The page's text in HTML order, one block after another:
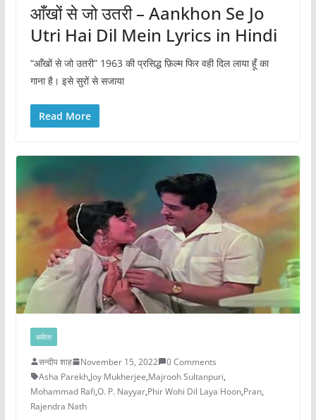
आँखों से जो उतरी – Aankhon Se Jo
Utri Hai Dil Mein Lyrics in Hindi
“आँखों से जो उतरी” 1963 की प्रसिद्ध फ़िल्म फिर वही दिल लाया हूँ का
गाना है। इसे सुरों से सजाया
Read More
कविता
सन्दीप शाह November 15, 2022
0 Comments
Asha Parekh,Joy Mukherjee,Majrooh Sultanpuri,
Mohammad Rafi,O. P. Nayyar,Phir Wohi Dil Laya Hoon,Pran,
Rajendra Nath